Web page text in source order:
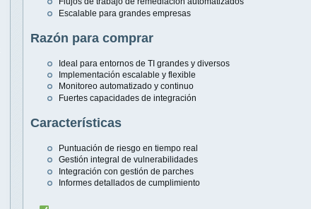
Escalable para grandes empresas
Razón para comprar
Ideal para entornos de TI grandes y diversos
Implementación escalable y flexible
Monitoreo automatizado y continuo
Fuertes capacidades de integración
Características
Puntuación de riesgo en tiempo real
Gestión integral de vulnerabilidades
Integración con gestión de parches
Informes detallados de cumplimiento